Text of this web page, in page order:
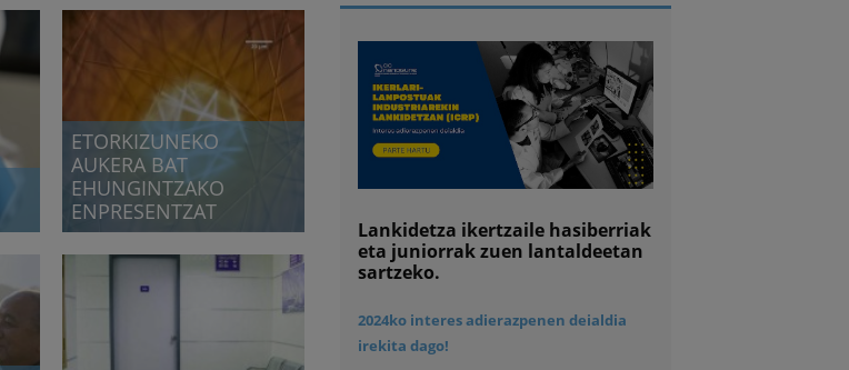
ETORKIZUNEKO
AUKERA BAT
EHUNGINTZAKO
ENPRESENTZAT
Lankidetza ikertzaile hasiberriak
eta juniorrak zuen lantaldeetan
sartzeko.
2024ko interes adierazpenen deialdia
irekita dago!